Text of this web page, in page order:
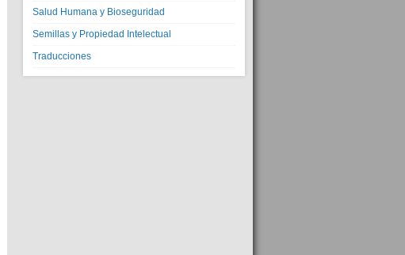
Salud Humana y Bioseguridad
Semillas y Propiedad Intelectual
Traducciones